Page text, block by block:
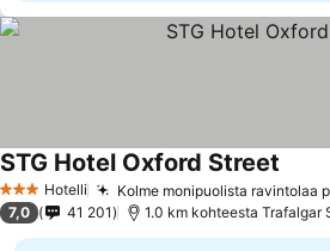
3 Tähtiluokitus
Hotelli Kolme monipuolista ravintolaa
STG Hotel Oxford Street
7,0 41 201 1.0 km kohteesta Trafalgar